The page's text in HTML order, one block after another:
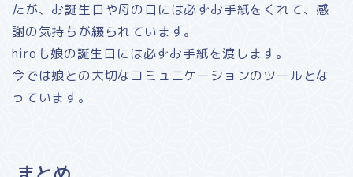
たが、お誕生日や母の日には必ずお手紙をくれて、感
謝の気持ちが綴られています。
hiroも娘の誕生日には必ずお手紙を渡します。
今では娘との大切なコミュニケーションのツールとな
っています。